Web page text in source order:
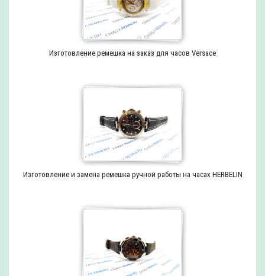
Изготовление ремешка на заказ для часов Versace
Изготовление и замена ремешка ручной работы на часах HERBELIN